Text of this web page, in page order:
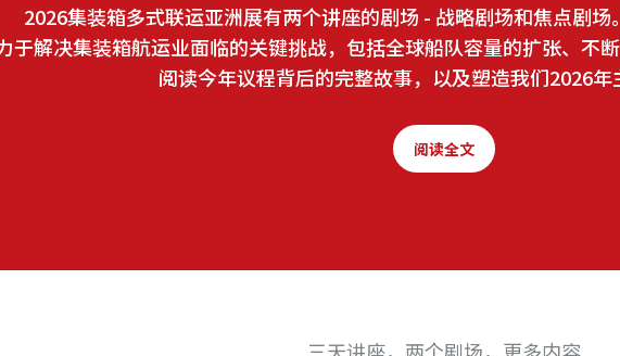
2026集装箱多式联运亚洲展有两个讲座的剧场 - 战略剧场和焦点剧场
于解决集装箱航运业面临的关键挑战，包括全球船队容量的扩张、不
阅读今年议程背后的完整故事，以及塑造我们2026年
阅读全文
阅读全文
三天讲座，两个剧场，更多内容